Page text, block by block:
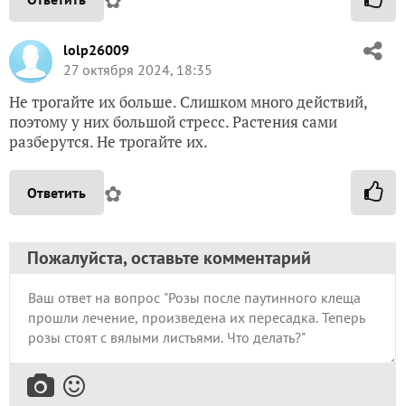
lolp26009
27 октября 2024, 18:35
Не трогайте их больше. Слишком много действий,
поэтому у них большой стресс. Растения сами
разберутся. Не трогайте их.
Ответить ✿
Пожалуйста, оставьте комментарий